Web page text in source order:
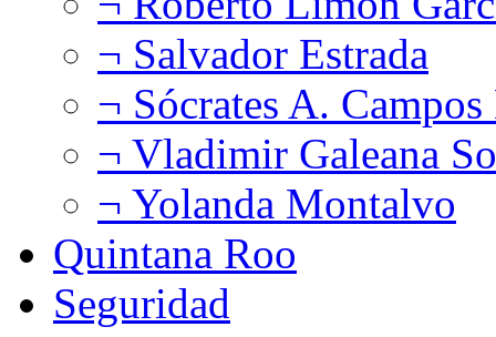
¬ Salvador Estrada
¬ Sócrates A.
¬ Vladimir Galeana
¬ Yolanda Montalvo
Quintana Roo
Seguridad